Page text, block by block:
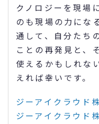
クノロジーを現場
のも現場の力にな
通して、自分たち
ことの再発見と、
使えるかもしれな
えれば幸いです。
ジーアイクラウド
ジーアイクラウド